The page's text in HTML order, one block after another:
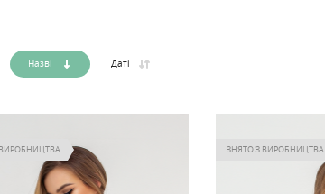
Назві Даті
ЗНЯТО З ВИРОБНИЦТВА